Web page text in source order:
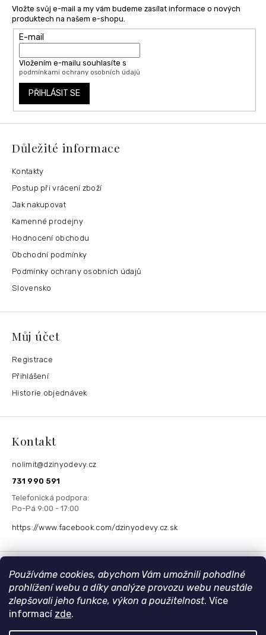
Používáme cookies, abychom Vám umožnili pohodlné
prohlížení webu a díky analýze provozu webu neustále
zlepšovali jeho funkce, výkon a použitelnost. Více
informací zde.
Vložte svůj e-mail a my vám budeme zasílat informace o nových
produktech na našem e-shopu.
E-mail
Vložením e-mailu souhlasíte s
podmínkami ochrany osobních údajů
PŘIHLÁSIT SE
Důležité informace
Kontakty
Postup při vrácení zboží
Jak nakupovat
Kamenné prodejny
Hodnocení obchodu
Obchodní podmínky
Podmínky ochrany osobních údajů
Slovensko
Můj účet
Registrace
Přihlášení
Historie objednávek
Kontakt
nolimit@dzinyodevy.cz
731 990 591
https://www.facebook.com/dzinyodevy.cz.sk
Přijímáme online platby